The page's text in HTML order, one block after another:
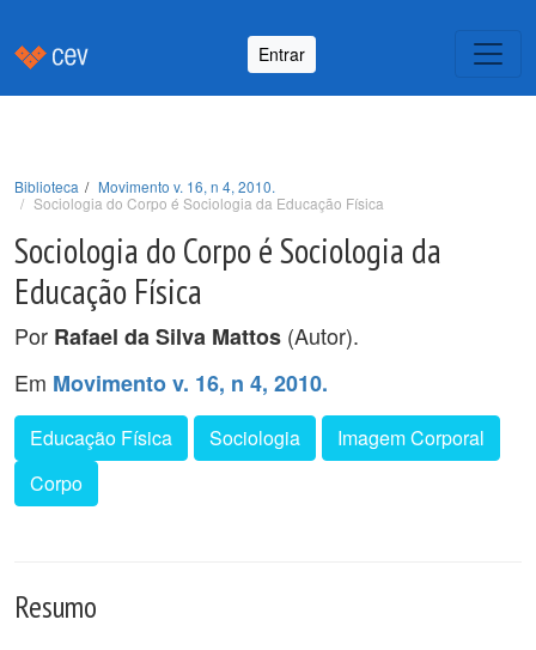
Entrar
Biblioteca
Movimento v. 16, n 4, 2010.
Sociologia do Corpo é Sociologia da Educação Física
Sociologia do Corpo é Sociologia da
Educação Física
Por Rafael da Silva Mattos (Autor).
Em Movimento v. 16, n 4, 2010.
Educação Física Sociologia
Imagem Corporal
Corpo
Resumo